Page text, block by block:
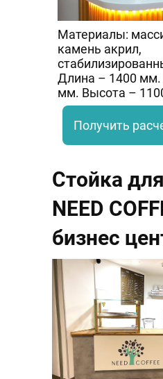
Материалы:
камень акрил,
Длина – 1400
мм. Высота –
Получить
Стойка
NEED
бизнес